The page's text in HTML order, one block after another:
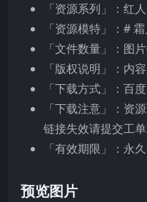
「资源系列」：红
「资源模特」：#
「文件数量」：图
「版权说明」：内
「下载方式」：百
「下载注意」：资
链接失效请提交工
「有效期限」：永
预览图片